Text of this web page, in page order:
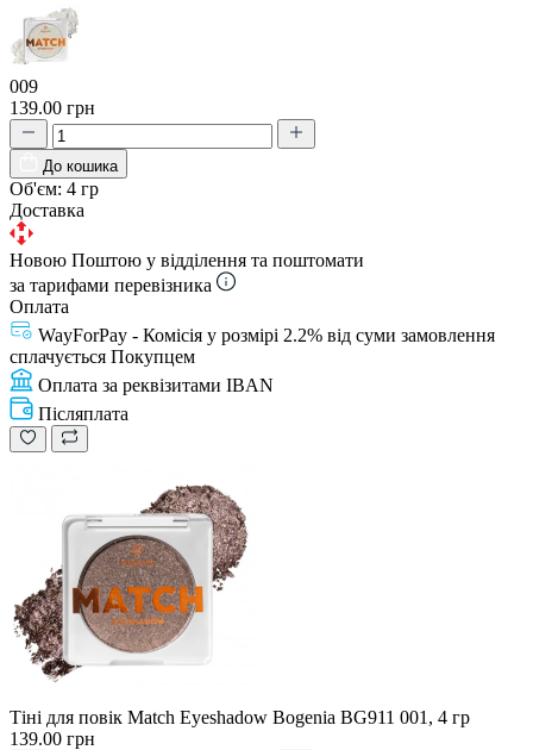
009
139.00 грн
До кошика
Об'єм: 4 гр
Доставка
Новою Поштою у відділення та поштомати
за тарифами перевізника
Оплата
WayForPay - Комісія у розмірі 2.2% від суми замовлення
сплачується Покупцем
Оплата за реквізитами IBAN
Післяплата
Тіні для повік Match Eyeshadow Bogenia BG911 001, 4 гр
139.00 грн